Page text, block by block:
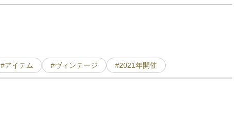
#アイテム #ヴィンテージ #2021年開催